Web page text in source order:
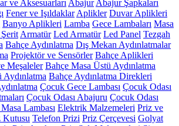
ve Aksesuarları Abajur Abajur Şapkaları
Fener ve Işıldaklar Aplikler Duvar Aplikleri
Banyo Aplikleri Lamba Gece Lambaları Masa
Armatür Led Armatür Led Panel Tezgah
Bahçe Aydınlatma Dış Mekan Aydınlatmalar
Projektör ve Sensörler Bahçe Aplikleri
Meşaleler Bahçe Masa Üstü Aydınlatma
Aydınlatma Bahçe Aydınlatma Direkleri
Çocuk Gece Lambası Çocuk Odası
Çocuk Odası Abajuru Çocuk Odası
Lambası Elektrik Malzemeleri Priz ve
Kutusu Telefon Prizi Priz Çerçevesi Golyat